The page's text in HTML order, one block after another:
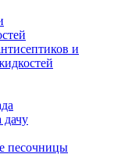
и
дачу
песочницы